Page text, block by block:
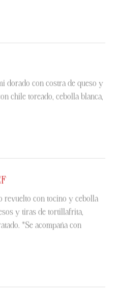
dorado con costra de queso y
chile toreado, cebolla blanca,
revuelto con tocino y cebolla
y tiras de tortillafrita,
*Se acompaña con